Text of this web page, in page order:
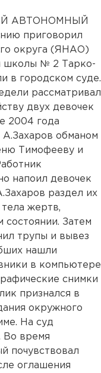
АВТОНОМНЫЙ
приговорил
округа (ЯНАО)
школы № 2 Тарко-
в городском суде.
рассматривал
двух девочек
2004 года
обманом
Тимофееву и
напоил девочек
раздел их
жертв,
состоянии. Затем
трупы и вывез
нашли
в компьютере
снимки
признался в
окружного
На суд
Во время
почувствовал
оглашения